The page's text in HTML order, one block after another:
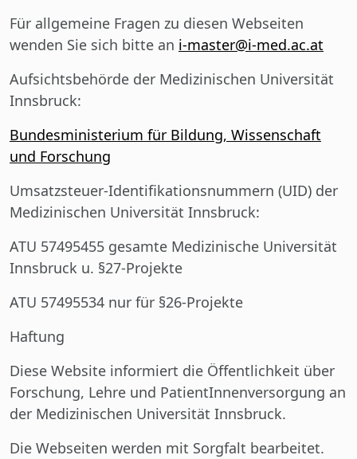
Für allgemeine Fragen zu diesen Webseiten
wenden Sie sich bitte an i-master@i-med.ac.at
Aufsichtsbehörde der Medizinischen Universität
Innsbruck:
Bundesministerium für Bildung, Wissenschaft
und Forschung
Umsatzsteuer-Identifikationsnummern (UID) der
Medizinischen Universität Innsbruck:
ATU 57495455 gesamte Medizinische Universität
Innsbruck u. §27-Projekte
ATU 57495534 nur für §26-Projekte
Haftung
Diese Website informiert die Öffentlichkeit über
Forschung, Lehre und PatientInnenversorgung an
der Medizinischen Universität Innsbruck.
Die Webseiten werden mit Sorgfalt bearbeitet.